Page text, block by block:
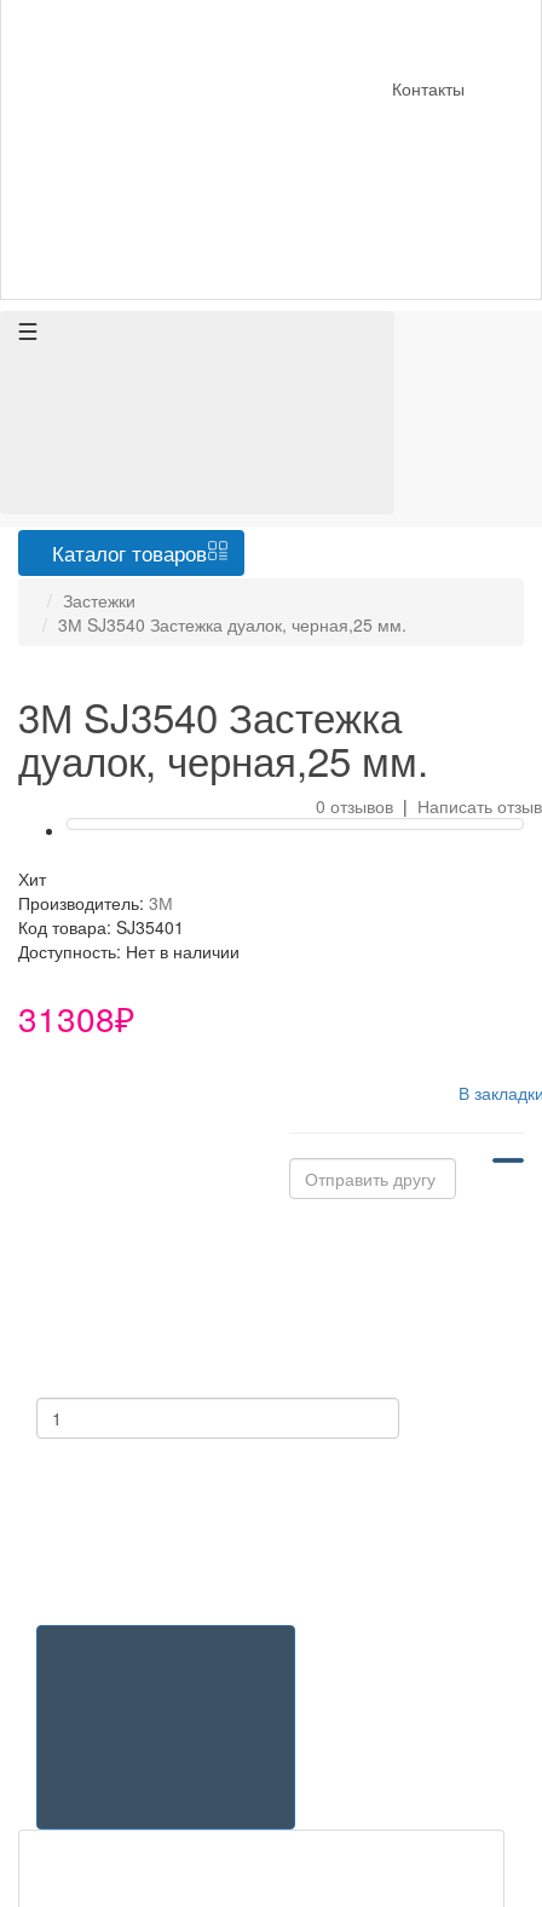
Контакты
Каталог товаров
Застежки
3М SJ3540 Застежка дуалок, черная,25 мм.
3М SJ3540 Застежка
дуалок, черная,25 мм.
0 отзывов | Написать отзыв
Хит
Производитель: 3М
Код товара: SJ35401
Доступность: Нет в наличии
31308₽
В